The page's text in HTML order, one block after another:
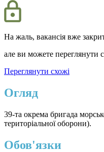
На жаль, вакансія вже
але ви можете переглянути
Переглянути схожі
Огляд
39-та окрема бригада
територіальної оборони).
Обов'язки